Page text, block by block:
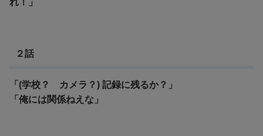
２話
「(学校？ カメラ？) 記録に残るか？」
「俺には関係ねえな」